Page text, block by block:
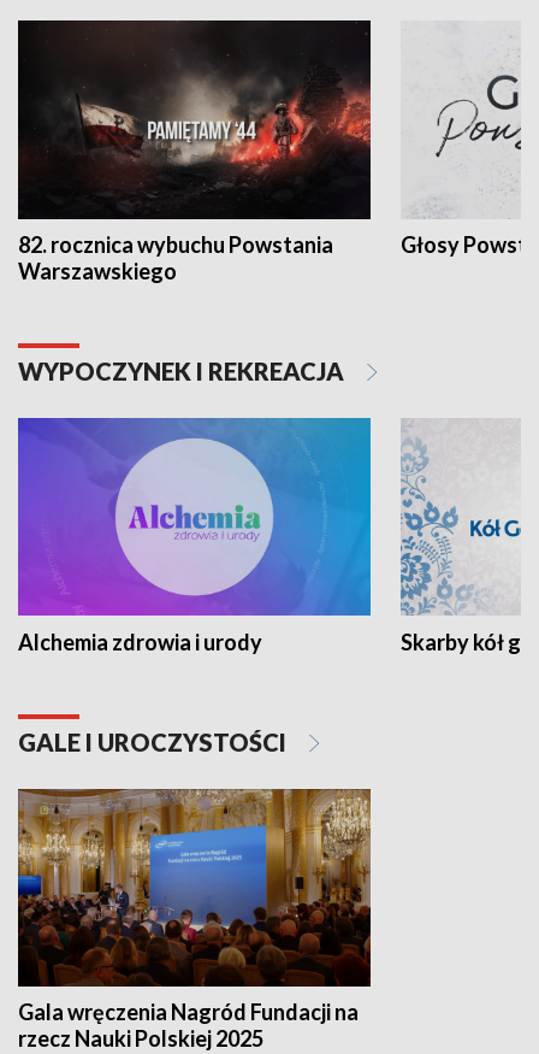
82. rocznica wybuchu Powstania
Warszawskiego
Głosy
WYPOCZYNEK I REKREACJA
Alchemia zdrowia i urody Skarby kół
GALE I UROCZYSTOŚCI
Gala wręczenia Nagród Fundacji na
rzecz Nauki Polskiej 2025